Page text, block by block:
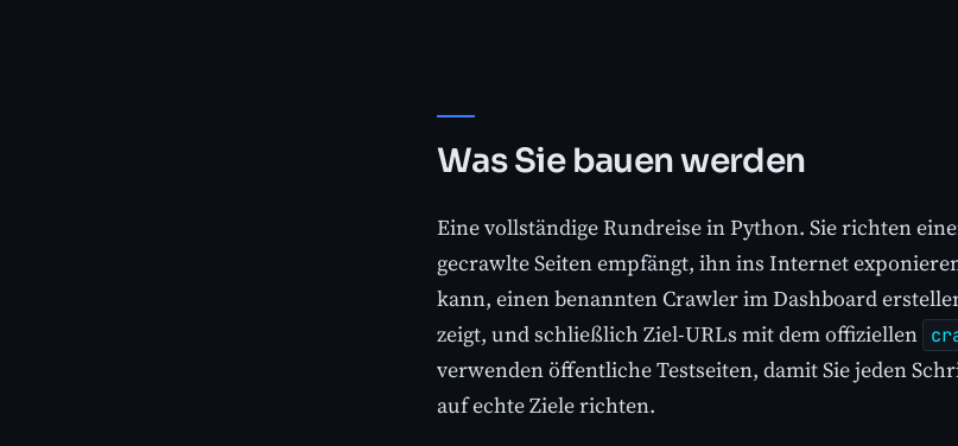
Was Sie bauen werden
Eine vollständige Rundreise in Python. Sie richten
gecrawlte Seiten empfängt, ihn ins Internet
kann, einen benannten Crawler im Dashboard
zeigt, und schließlich Ziel-URLs mit dem offiziellen
verwenden öffentliche Testseiten, damit Sie jeden
auf echte Ziele richten.